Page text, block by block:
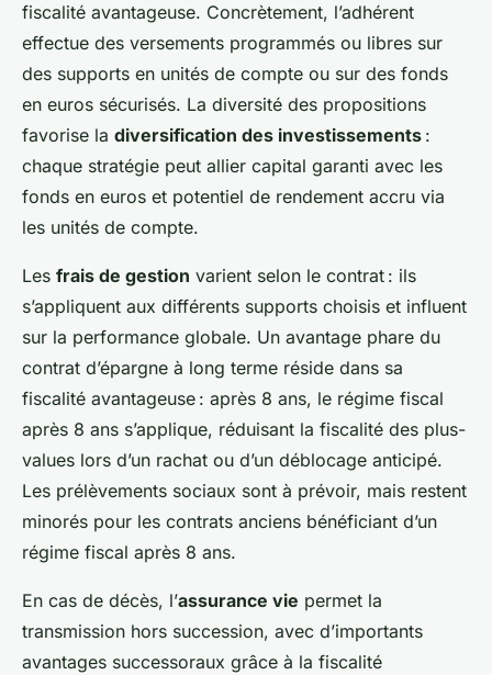
fiscalité avantageuse. Concrètement, l’adhérent
effectue des versements programmés ou libres sur
des supports en unités de compte ou sur des fonds
en euros sécurisés. La diversité des propositions
favorise la diversification des investissements :
chaque stratégie peut allier capital garanti avec les
fonds en euros et potentiel de rendement accru via
les unités de compte.
Les frais de gestion varient selon le contrat : ils
s’appliquent aux différents supports choisis et influent
sur la performance globale. Un avantage phare du
contrat d’épargne à long terme réside dans sa
fiscalité avantageuse : après 8 ans, le régime fiscal
après 8 ans s’applique, réduisant la fiscalité des plus-
values lors d’un rachat ou d’un déblocage anticipé.
Les prélèvements sociaux sont à prévoir, mais restent
minorés pour les contrats anciens bénéficiant d’un
régime fiscal après 8 ans.
En cas de décès, l’assurance vie permet la
transmission hors succession, avec d’importants
avantages successoraux grâce à la fiscalité